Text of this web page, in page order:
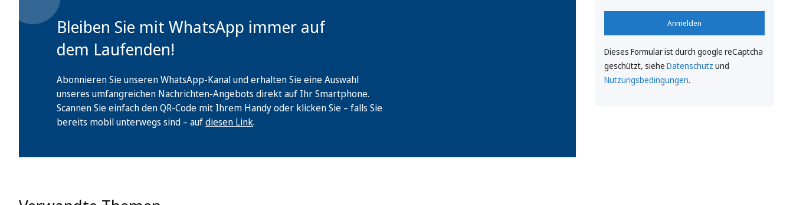
Bleiben Sie mit WhatsApp immer auf
dem Laufenden!
Abonnieren Sie unseren WhatsApp-Kanal und erhalten Sie eine Auswahl
unseres umfangreichen Nachrichten-Angebots direkt auf Ihr Smartphone.
Scannen Sie einfach den QR-Code mit Ihrem Handy oder klicken Sie – falls Sie
bereits mobil unterwegs sind – aufdiesen Link.
Anmelden
Dieses Formular ist durch google reCaptcha
geschützt, siehe Datenschutz und
Nutzungsbedingungen.